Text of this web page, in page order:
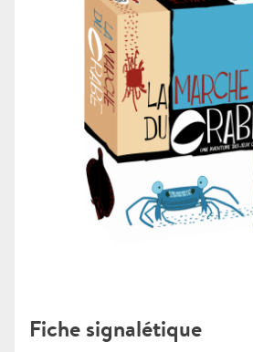
Fiche signalétique